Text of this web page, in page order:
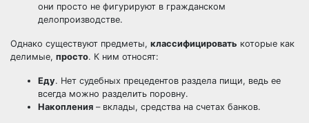
они просто не фигурируют в гражданском
делопроизводстве.
Однако существуют предметы, классифицировать которые как
делимые, просто. К ним относят:
Еду. Нет судебных прецедентов раздела пищи, ведь ее
всегда можно разделить поровну.
Накопления – вклады, средства на счетах банков.